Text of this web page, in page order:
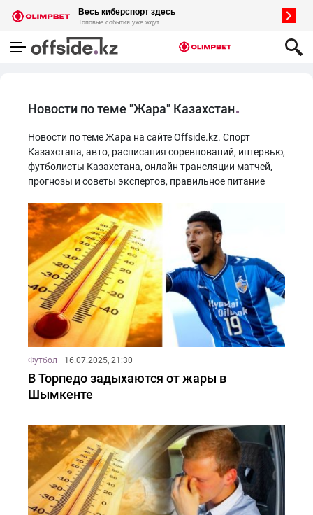
Новости по теме "Жара" Казахстан
Новости по теме Жара на сайте Offside.kz. Спорт
Казахстана, авто, расписания соревнований, интервью,
футболисты Казахстана, онлайн трансляции матчей,
прогнозы и советы экспертов, правильное питание
Футбол 16.07.2025, 21:30
В Торпедо задыхаются от жары в
Шымкенте